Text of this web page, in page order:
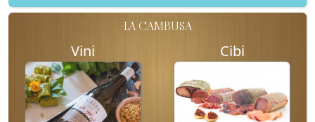
LA CAMBUSA
Vini Cibi